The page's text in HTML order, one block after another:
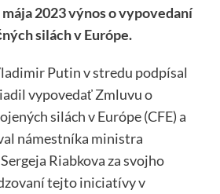
2023 výnos o vypovedaní
silách v Európe.
Putin v stredu podpísal
vypovedať Zmluvu o
silách v Európe (CFE) a
námestníka ministra
Riabkova za svojho
tejto iniciatívy v